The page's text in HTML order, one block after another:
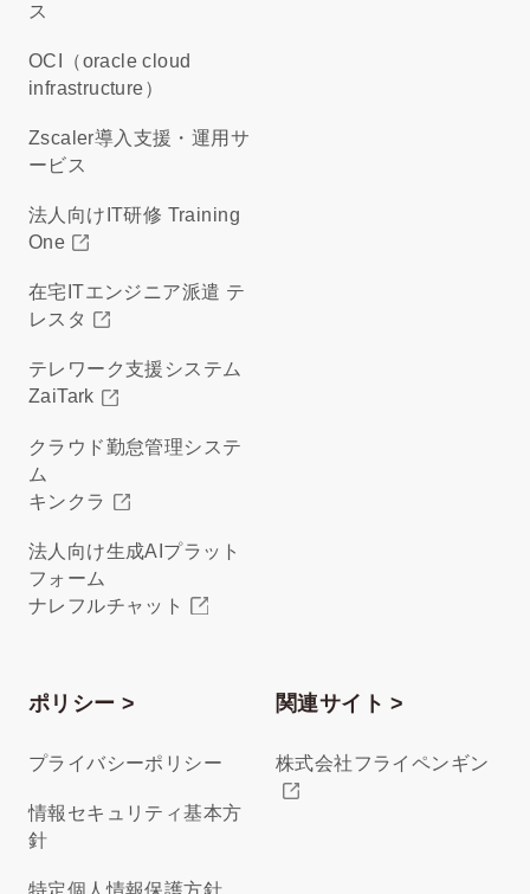
ス
OCI（oracle cloud
infrastructure）
Zscaler導入支援・運用サ
ービス
法人向けIT研修 Training
One
在宅ITエンジニア派遣 テ
レスタ
テレワーク支援システム
ZaiTark
クラウド勤怠管理システ
ム
キンクラ
法人向け生成AIプラット
フォーム
ナレフルチャット
ポリシー >
プライバシーポリシー
情報セキュリティ基本方
針
特定個人情報保護方針
関連サイト >
株式会社フライペンギン